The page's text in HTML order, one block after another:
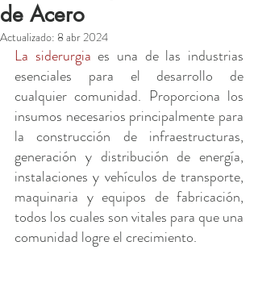
de Acero
Actualizado: 8 abr 2024
La siderurgia es una de las industrias
esenciales para el desarrollo de
cualquier comunidad. Proporciona los
insumos necesarios principalmente para
la construcción de infraestructuras,
generación y distribución de energía,
instalaciones y vehículos de transporte,
maquinaria y equipos de fabricación,
todos los cuales son vitales para que una
comunidad logre el crecimiento.